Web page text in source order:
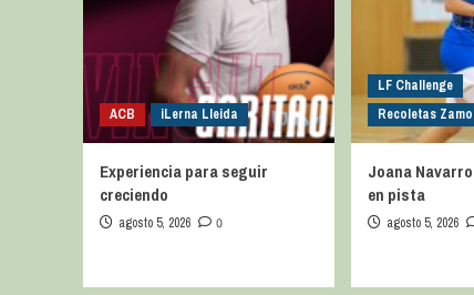
ACB iLerna Lleida
Experiencia para seguir
creciendo
agosto 5, 2026 0
LF Challenge
Recoletas
Joana
en pista
agosto 5, 2026